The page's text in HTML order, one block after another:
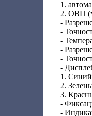
1.
2. ОВП
-
-
-
-
-
-
1.
2.
3.
-
-